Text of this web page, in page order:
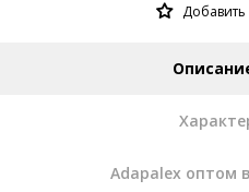
Adapalex оптом